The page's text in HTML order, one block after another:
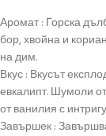
Аромат : Горска
бор, хвойна и
на дим.
Вкус : Вкусът
евкалипт. Шумоли
от ванилия с
Завършек :